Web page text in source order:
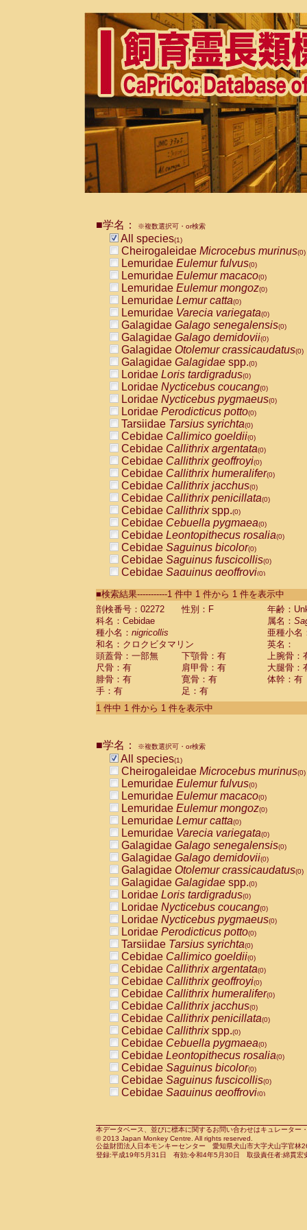
■学名： ※複数選択可・or検索
All species(1)
Cheirogaleidae Microcebus murinus(0)
Lemuridae Eulemur fulvus(0)
Lemuridae Eulemur macaco(0)
Lemuridae Eulemur mongoz(0)
Lemuridae Lemur catta(0)
Lemuridae Varecia variegata(0)
Galagidae Galago senegalensis(0)
Galagidae Galago demidovii(0)
Galagidae Otolemur crassicaudatus(0)
Galagidae Galagidae spp.(0)
Loridae Loris tardigradus(0)
Loridae Nycticebus coucang(0)
Loridae Nycticebus pygmaeus(0)
Loridae Perodicticus potto(0)
Tarsiidae Tarsius syrichta(0)
Cebidae Callimico goeldii(0)
Cebidae Callithrix argentata(0)
Cebidae Callithrix geoffroyi(0)
Cebidae Callithrix humeralifer(0)
Cebidae Callithrix jacchus(0)
Cebidae Callithrix penicillata(0)
Cebidae Callithrixspp.(0)
Cebidae Cebuella pygmaea(0)
Cebidae Leontopithecus rosalia(0)
Cebidae Saguinus bicolor(0)
Cebidae Saguinus fuscicollis(0)
Cebidae Saguinus geoffroyi(0)
CebidaeSaguinus labiatus(0)
Cebidae Saguinus leucopus (0)
Cebidae
CebidaeSaguinus mystax
CebidaeSaguinus nigricollis (1)
Cebidae Saguinus oedipus
Cebidae Saguinus weddelli
Cebidae Saguinusspp.
Cebidae Aotus trivirgatus
Cebidae Cebus albifrons
CebidaeCebus nigrivittatus
CebidaeCebus
CebidaeSaimiri boliviensis(0)
CebidaeSaimiri sciureus(0)
AtelidaeAlouatta caraya(0)
AtelidaeAlouatta fusca(0)
AtelidaeAlouatta seniculus
AtelidaeAlouattaspp.(0)
AtelidaeAteles belzebuth(0)
AtelidaeAteles geoffroyi(0)
AtelidaeAteles paniscus(0)
AtelidaeAtelesspp.(0)
Atelidae Lagothrix lagothricha
AtelidaeLagothrix lagothricha cana
PitheciidaeCacajao calvus
PitheciidaeCallicebus cupreus
PitheciidaeCallicebus donacophilus
PitheciidaeCallicebus moloch
PitheciidaeCallicebus torquatus
PitheciidaeCallicebusspp.(0)
PitheciidaeChiropotes satanas(0)
PitheciidaePithecia monachus
PitheciidaePithecia pithecia(0)
CercopithecidaeCercocebus agilis
CercopithecidaeCercocebus
CercopithecidaeCercocebus
CercopithecidaeCercocebus
CercopithecidaeCercocebus
CercopithecidaeCercocebushybrid
CercopithecidaePapio anubis(0)
CercopithecidaePapio cynocephalus
CercopithecidaePapio hamadryas(0)
■検索結果-----------1 件中 1 件から 1 件を表示中
剖検番号：02272
性別：F
年齢：
科名：Cebidae
属名：
種小名： nigricollis
亜種小名
和名：クロクビタマリン
英名：
頭蓋骨：一部無
下顎骨：有
上腕骨：
尺骨：有
肩甲骨：有
大腿骨：
腓骨：有
寛骨：有
体幹：有
手：有
足：有
1 件中 1 件から 1 件を表示中
■学名： ※複数選択可・or検索
All species(1)
Cheirogaleidae Microcebus murinus(0)
Lemuridae Eulemur fulvus(0)
Lemuridae Eulemur macaco(0)
Lemuridae Eulemur mongoz(0)
Lemuridae Lemur catta(0)
Lemuridae Varecia variegata(0)
Galagidae Galago senegalensis(0)
Galagidae Galago demidovii(0)
Galagidae Otolemur crassicaudatus(0)
Galagidae Galagidae spp.(0)
Loridae Loris tardigradus(0)
Loridae Nycticebus coucang(0)
Loridae Nycticebus pygmaeus(0)
Loridae Perodicticus potto(0)
Tarsiidae Tarsius syrichta(0)
Cebidae Callimico goeldii(0)
Cebidae Callithrix argentata(0)
Cebidae Callithrix geoffroyi(0)
Cebidae Callithrix humeralifer(0)
Cebidae Callithrix jacchus(0)
Cebidae Callithrix penicillata(0)
Cebidae Callithrixspp.(0)
Cebidae Cebuella pygmaea(0)
Cebidae Leontopithecus rosalia(0)
Cebidae Saguinus bicolor(0)
Cebidae Saguinus fuscicollis(0)
Cebidae Saguinus geoffroyi(0)
CebidaeSaguinus leucopus(0)
CebidaeSaguinus midas(0)
Cebidae Saguinus mystax(0)
本データベース、並びに標本に関するお問い合わせはキュレータ
© 2013 Japan Monkey Centre. All rights reserved.
公益財団法人日本モンキーセンター 愛知県犬山市大字犬山字官
登録:平成19年5月31日 有効:令和4年5月30日 取扱責任者:綿貫宏